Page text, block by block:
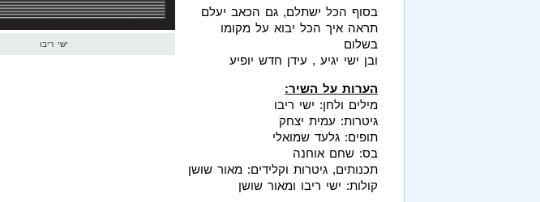
ישי ריבו
בסוף הכל ישתלם, גם הכאב יעלם
תראה איך הכל יבוא על מקומו
בשלום
ובן ישי יגיע , עידן חדש יופיע
הערות על השיר:
מילים ולחן: ישי ריבו
גיטרות: עמית יצחק
תופים: גלעד שמואלי
בס: שחם אוחנה
תכנותים, גיטרות וקלידים: מאור שושן
קולות: ישי ריבו ומאור שושן